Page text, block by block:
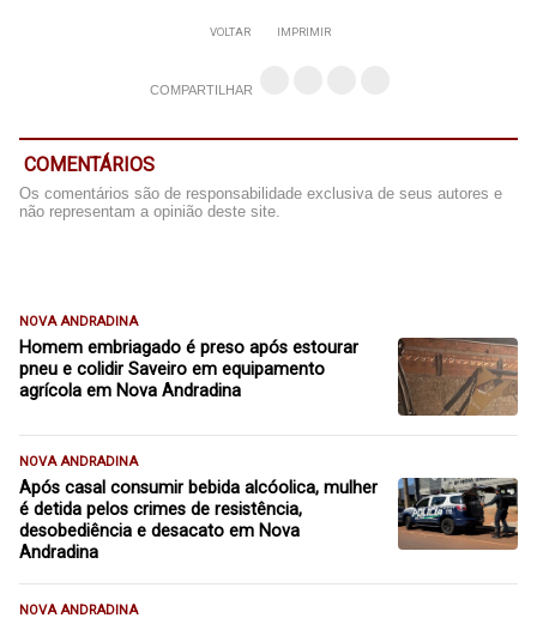
VOLTAR IMPRIMIR
COMPARTILHAR
COMENTÁRIOS
Os comentários são de responsabilidade exclusiva de seus autores e
não representam a opinião deste site.
NOVA ANDRADINA
Homem embriagado é preso após estourar
pneu e colidir Saveiro em equipamento
agrícola em Nova Andradina
NOVA ANDRADINA
Após casal consumir bebida alcóolica, mulher
é detida pelos crimes de resistência,
desobediência e desacato em Nova
Andradina
NOVA ANDRADINA